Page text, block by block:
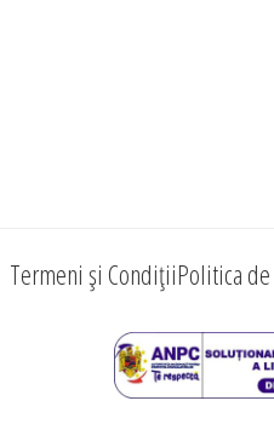
Termeni și CondițiiPolitica